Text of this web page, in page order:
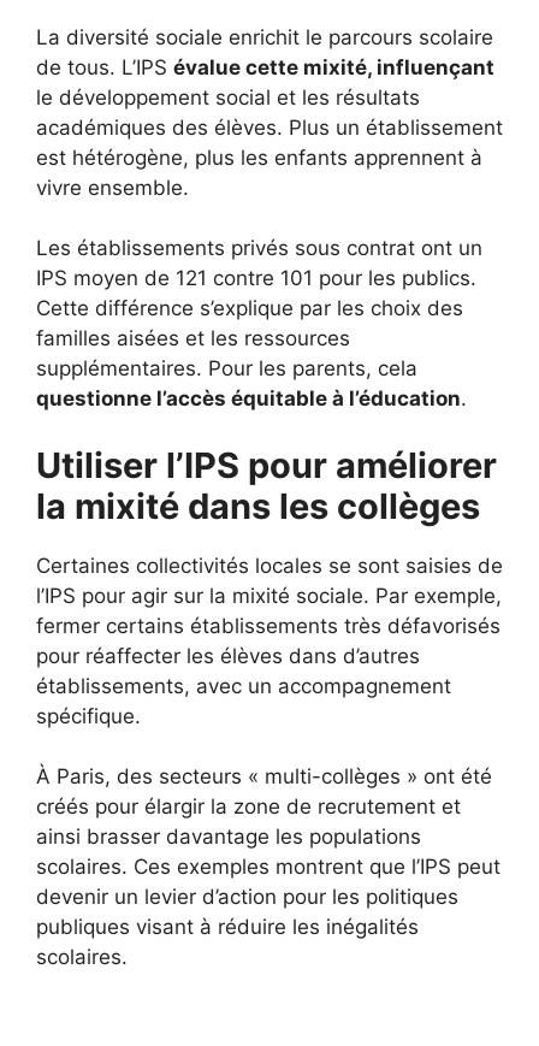
La diversité sociale enrichit le parcours scolaire
de tous. L’IPS évalue cette mixité, influençant
le développement social et les résultats
académiques des élèves. Plus un établissement
est hétérogène, plus les enfants apprennent à
vivre ensemble.
Les établissements privés sous contrat ont un
IPS moyen de 121 contre 101 pour les publics.
Cette différence s’explique par les choix des
familles aisées et les ressources
supplémentaires. Pour les parents, cela
questionne l’accès équitable à l’éducation.
Utiliser l’IPS pour améliorer
la mixité dans les collèges
Certaines collectivités locales se sont saisies de
l’IPS pour agir sur la mixité sociale. Par exemple,
fermer certains établissements très défavorisés
pour réaffecter les élèves dans d’autres
établissements, avec un accompagnement
spécifique.
À Paris, des secteurs « multi-collèges » ont été
créés pour élargir la zone de recrutement et
ainsi brasser davantage les populations
scolaires. Ces exemples montrent que l’IPS peut
devenir un levier d’action pour les politiques
publiques visant à réduire les inégalités
scolaires.